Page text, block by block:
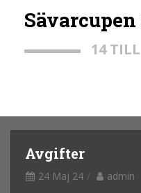
14
Avgifter
24 Maj 24 admin